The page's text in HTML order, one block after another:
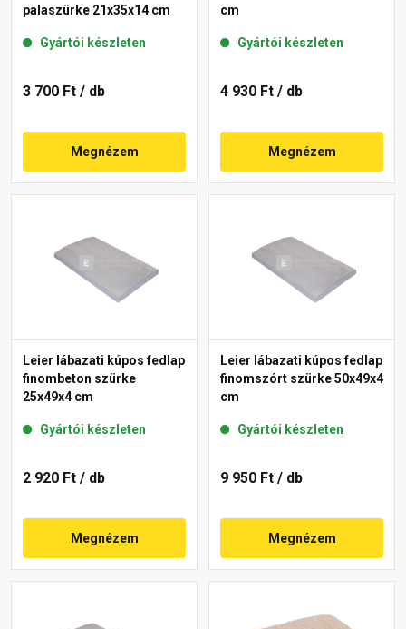
palaszürke 21x35x14 cm
Gyártói készleten
3 700 Ft / db
Megnézem
cm
Gyártói készleten
4 930 Ft / db
Megnézem
Leier lábazati kúpos fedlap
finombeton szürke
25x49x4 cm
Gyártói készleten
2 920 Ft / db
Megnézem
Leier lábazati kúpos fedlap
finomszórt szürke 50x49x4
cm
Gyártói készleten
9 950 Ft / db
Megnézem